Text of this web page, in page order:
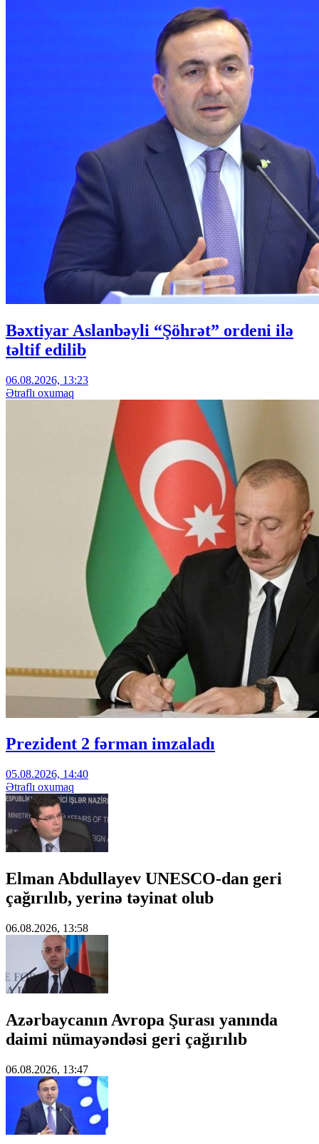
Bəxtiyar Aslanbəyli “Şöhrət” ordeni ilə
təltif edilib
06.08.2026, 13:23
Ətraflı oxumaq
Prezident 2 fərman imzaladı
05.08.2026, 14:40
Ətraflı oxumaq
Elman Abdullayev UNESCO-dan geri
çağırılıb, yerinə təyinat olub
06.08.2026, 13:58
Azərbaycanın Avropa Şurası yanında
daimi nümayəndəsi geri çağırılıb
06.08.2026, 13:47